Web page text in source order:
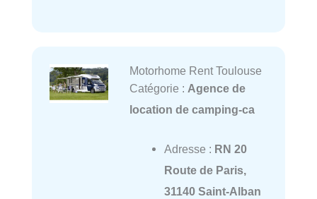
Motorhome Rent Toulouse
Catégorie : Agence de
location de camping-ca
Adresse : RN 20
Route de Paris,
31140 Saint-Alban